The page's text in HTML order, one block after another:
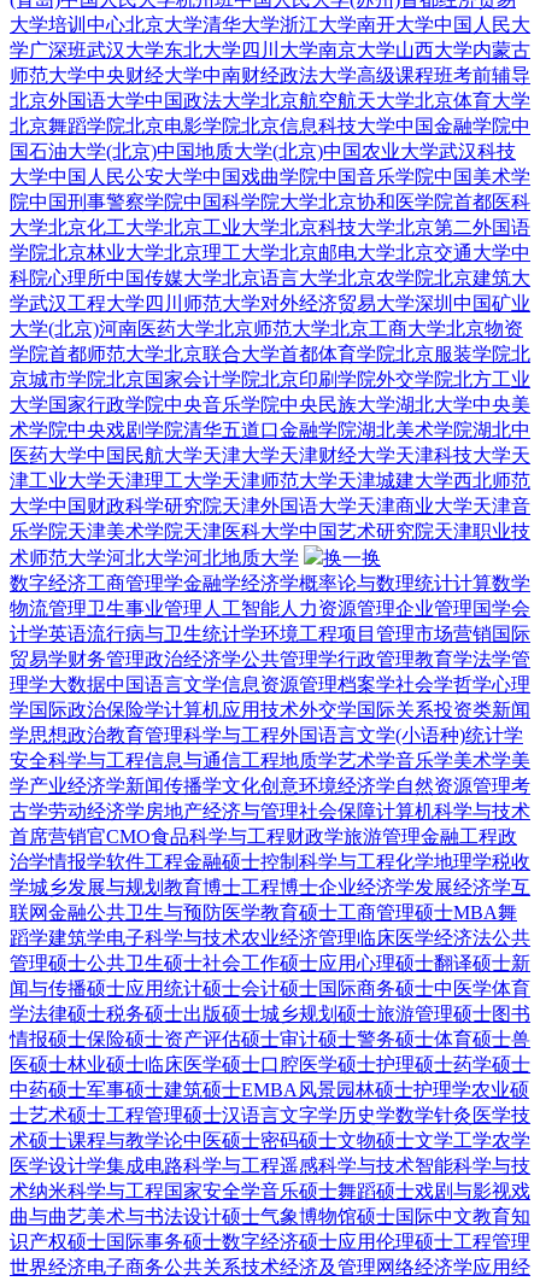
大学培训中心北京大学清华大学浙江大学南开大学中国人民大
学广深班武汉大学东北大学 四川大学南京大学山西大学内蒙古
师范大学中央财经大学中南财经政法大学高级课程班考前辅导
北京外国语大学中国政法大学北京航空航天大学北京体育大学
北京舞蹈学院北京电影学院北京信息科技大学中国金融学院中
国石油大学(北京)中国地质大学(北京)中国农业大学武汉科技
大学中国人民公安大学中国戏曲学院中国音乐学院中国美术学
院中国刑事警察学院中国科学院大学北京协和医学院首都医科
大学北京化工大学北京工业大学北京科技大学北京第二外国语
学院北京林业大学北京理工大学北京邮电大学北京交通大学中
科院心理所中国传媒大学北京语言大学北京农学院北京建筑大
学武汉工程大学 四川师范大学对外经济贸易大学深圳 中国矿业
大学(北京)河南医药大学北京师范大学北京工商大学北京物资
学院首都师范大学北京联合大学首都体育学院北京服装学院北
京城市学院北京国家会计学院北京印刷学院外交学院北方工业
大学国家行政学院中央音乐学院中央民族大学湖北大学中央美
术学院中央戏剧学院清华五道口金融学院湖北美术学院湖北中
医药大学中国民航大学天津大学天津财经大学天津科技大学天
津工业大学天津理工大学天津师范大学天津城建大学西北师范
大学中国财政科学研究院天津外国语大学天津商业大学天津音
乐学院天津美术学院天津医科大学中国艺术研究院天津职业技
术师范大学河北大学河北地质大学
换一换
数字经济工商管理学金融学经济学概率论与数理统计计算数学
物流管理卫生事业管理 人工智能人力资源管理企业管理国学会
计学英语流行病与卫生统计学环境工程项目管理市场营销国际
贸易学财务管理政治经济学公共管理学行政管理教育学法学管
理学大数据中国语言文学信息资源管理档案学社会学哲学心理
学国际政治保险学计算机应用技术外交学国际关系投资类新闻
学思想政治教育管理科学与工程外国语言文学(小语种)统计学
安全科学与工程信息与通信工程地质学艺术学音乐学美术学美
学产业经济学新闻传播学文化创意环境经济学自然资源管理考
古学劳动经济学房地产经济与管理社会保障计算机科学与技术
首席营销官CMO食品科学与工程财政学旅游管理金融工程政
治学情报学软件工程金融硕士控制科学与工程化学地理学税收
学城乡发展与规划 教育博士工程博士企业经济学发展经济学互
联网金融公共卫生与预防医学教育硕士工商管理硕士MBA舞
蹈学建筑学电子科学与技术农业经济管理临床医学经济法公共
管理硕士公共卫生硕士社会工作硕士应用心理硕士翻译硕士新
闻与传播硕士应用统计硕士会计硕士国际商务硕士中医学体育
学法律硕士税务硕士出版硕士城乡规划硕士旅游管理硕士图书
情报硕士保险硕士资产评估硕士审计硕士警务硕士体育硕士兽
医硕士林业硕士临床医学硕士口腔医学硕士护理硕士药学硕士
中药硕士军事硕士建筑硕士EMBA 风景园林硕士护理学农业硕
士艺术硕士工程管理硕士汉语言文字学历史学数学针灸 医学技
术硕士课程与教学论中医硕士密码硕士文物硕士文学工学农学
医学设计学集成电路科学与工程遥感科学与技术智能科学与技
术纳米科学与工程国家安全学音乐硕士舞蹈硕士戏剧与影视戏
曲与曲艺美术与书法设计硕士气象博物馆硕士国际中文教育知
识产权硕士国际事务硕士数字经济硕士应用伦理硕士工程管理
世界经济电子商务公共关系技术经济及管理网络经济学应用经